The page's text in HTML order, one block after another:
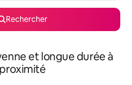
Rechercher
et longue durée à
proximité